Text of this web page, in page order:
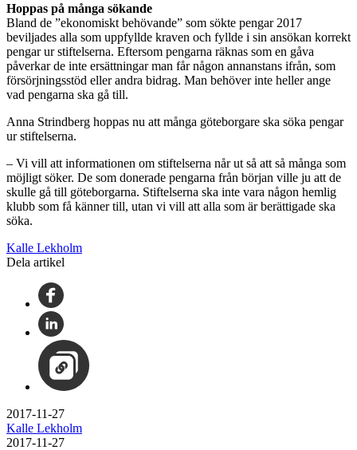
Hoppas på många sökande
Bland de ”ekonomiskt behövande” som sökte pengar 2017
beviljades alla som uppfyllde kraven och fyllde i sin ansökan korrekt
pengar ur stiftelserna. Eftersom pengarna räknas som en gåva
påverkar de inte ersättningar man får någon annanstans ifrån, som
försörjningsstöd eller andra bidrag. Man behöver inte heller ange
vad pengarna ska gå till.
Anna Strindberg hoppas nu att många göteborgare ska söka pengar
ur stiftelserna.
– Vi vill att informationen om stiftelserna når ut så att så många som
möjligt söker. De som donerade pengarna från början ville ju att de
skulle gå till göteborgarna. Stiftelserna ska inte vara någon hemlig
klubb som få känner till, utan vi vill att alla som är berättigade ska
söka.
Kalle Lekholm
Dela artikel
2017-11-27
Kalle Lekholm
2017-11-27